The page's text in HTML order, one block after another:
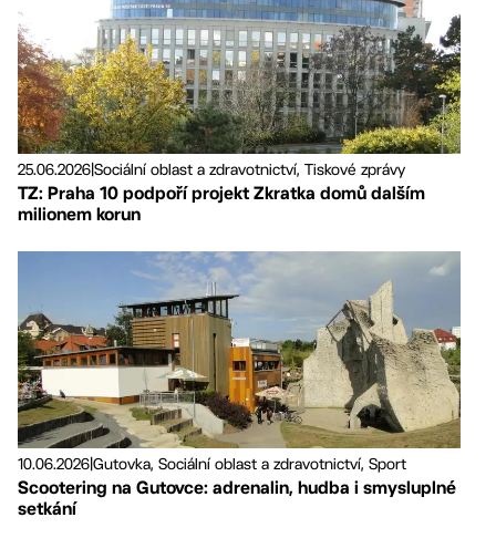
25.06.2026Sociální oblast a zdravotnictví, Tiskové zprávy
TZ: Praha 10 podpoří projekt Zkratka domů dalším
milionem korun
10.06.2026Gutovka, Sociální oblast a zdravotnictví, Sport
Scootering na Gutovce: adrenalin, hudba i smysluplné
setkání